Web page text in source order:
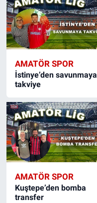
AMATÖR SPOR
İstinye’den savunmaya
takviye
AMATÖR SPOR
Kuştepe’den bomba
transfer